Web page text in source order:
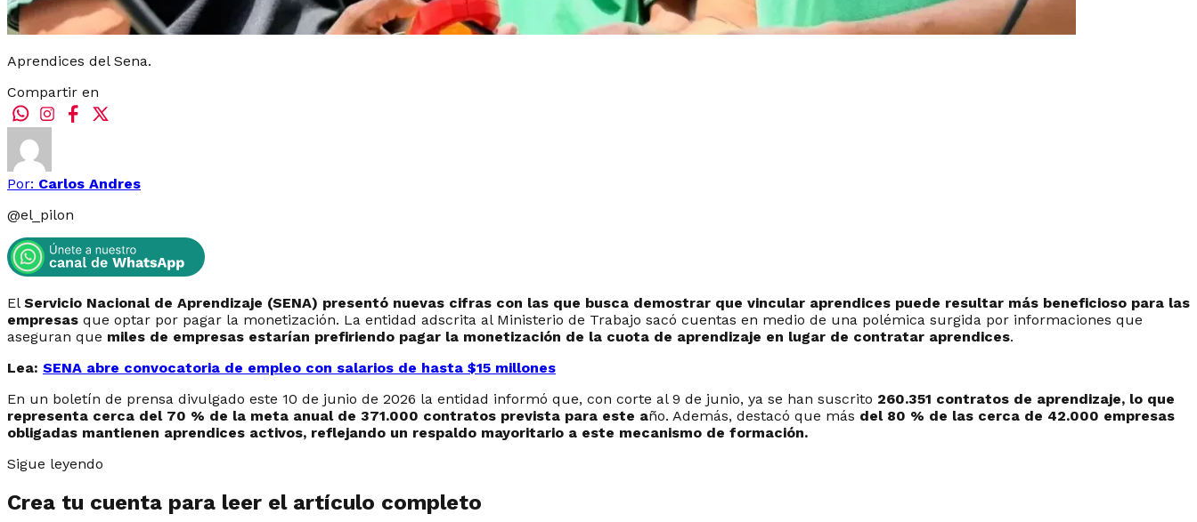
Aprendices del Sena.
Compartir en
Por: Carlos Andres
@el_pilon
El Servicio Nacional de Aprendizaje (SENA) presentó nuevas cifras con las que busca demostrar que vincular aprendices puede resultar más beneficioso para las
empresas que optar por pagar la monetización. La entidad adscrita al Ministerio de Trabajo sacó cuentas en medio de una polémica surgida por informaciones que
aseguran que miles de empresas estarían prefiriendo pagar la monetización de la cuota de aprendizaje en lugar de contratar aprendices.
Lea: SENA abre convocatoria de empleo con salarios de hasta $15 millones
En un boletín de prensa divulgado este 10 de junio de 2026 la entidad informó que, con corte al 9 de junio, ya se han suscrito 260.351 contratos de aprendizaje, lo que
representa cerca del 70 % de la meta anual de 371.000 contratos prevista para este año. Además, destacó que más del 80 % de las cerca de 42.000 empresas
obligadas mantienen aprendices activos, reflejando un respaldo mayoritario a este mecanismo de formación.
Sigue leyendo
Crea tu cuenta para leer el artículo completo